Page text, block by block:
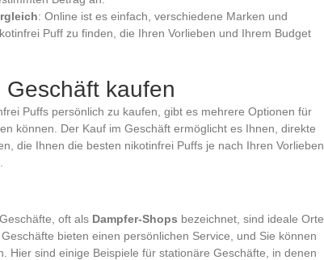
: Online ist es einfach, verschiedene Marken und
Puff zu finden, die Ihren Vorlieben und Ihrem Budget
Geschäft kaufen
Puffs persönlich zu kaufen, gibt es mehrere Optionen für
können. Der Kauf im Geschäft ermöglicht es Ihnen, direkte
die Ihnen die besten nikotinfrei Puffs je nach Ihren Vorlieben
oft als Dampfer-Shops bezeichnet, sind ideale Orte,
bieten einen persönlichen Service, und Sie können
Hier sind einige Beispiele für stationäre Geschäfte, in denen